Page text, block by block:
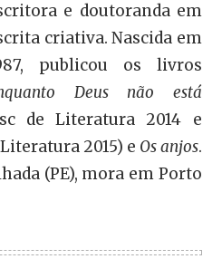
e doutoranda em
criativa. Nascida em
publicou os livros
Deus não está
de Literatura 2014 e
2015) e Os anjos.
(PE), mora em Porto